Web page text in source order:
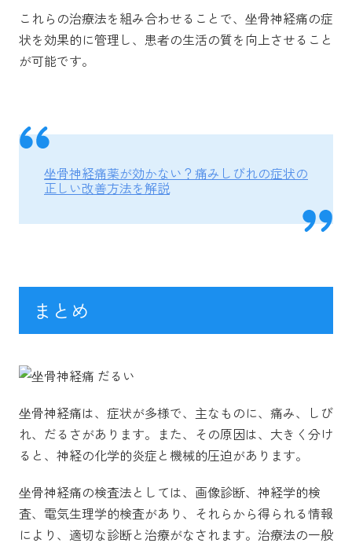
これらの治療法を組み合わせることで、坐骨神経痛の症
状を効果的に管理し、患者の生活の質を向上させること
が可能です。
坐骨神経痛薬が効かない？痛みしびれの症状の
正しい改善方法を解説
まとめ
坐骨神経痛は、症状が多様で、主なものに、痛み、しび
れ、だるさがあります。また、その原因は、大きく分け
ると、神経の化学的炎症と機械的圧迫があります。
坐骨神経痛の検査法としては、画像診断、神経学的検
査、電気生理学的検査があり、それらから得られる情報
により、適切な診断と治療がなされます。治療法の一般